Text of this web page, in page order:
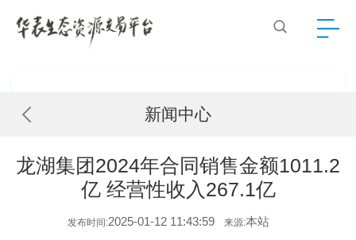
新闻中心
龙湖集团2024年合同销售金额1011.2
亿 经营性收入267.1亿
发布时间:2025-01-12 11:43:59 来源:本站